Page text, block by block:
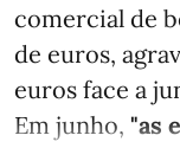
comercial de
de euros,
euros face a
Em junho, "as